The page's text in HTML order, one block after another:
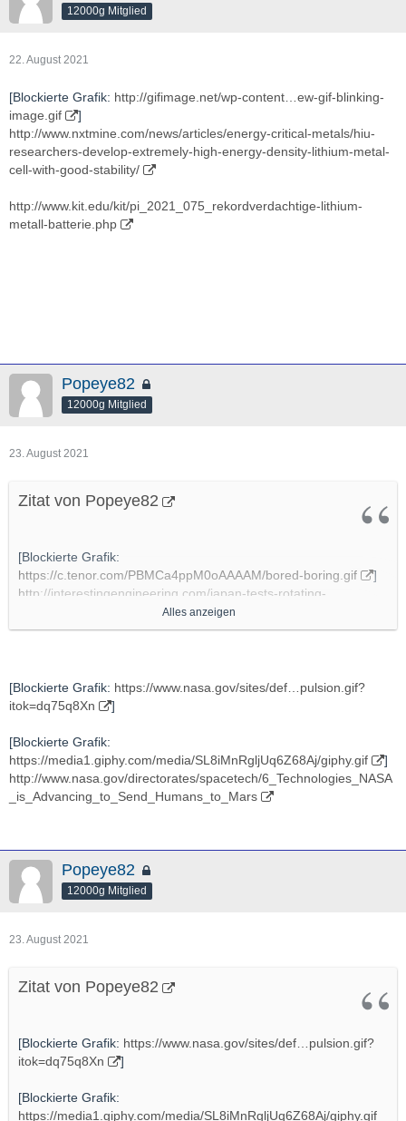
12000g Mitglied
22. August 2021
[Blockierte Grafik: http://gifimage.net/wp-content…ew-gif-blinking-
image.gif
]
http://www.nxtmine.com/news/articles/energy-critical-metals/hiu-
researchers-develop-extremely-high-energy-density-lithium-metal-
cell-with-good-stability/
http://www.kit.edu/kit/pi_2021_075_rekordverdachtige-lithium-
metall-batterie.php
Popeye82
12000g Mitglied
23. August 2021
Zitat von Popeye82
[Blockierte Grafik:
https://c.tenor.com/PBMCa4ppM0oAAAAM/bored-boring.gif
]
http://interestingengineering.com/japan-tests-rotating-
detonation-engine-in-space-for-the-first-time
http://www.youtube.com/watch?v=dK2CbJNHnC0
肝付町の内之浦宇宙空間観測所から観測ロケット「Ｓ５２０－３
１号機」を打ち上げた。メタンと酸素が反応して起きる衝撃波を
推力に変える「デトネーションエンジン」と呼ばれる技術を、世
界で初めて宇宙空間で実証した。実験の様子を記録したカプセル
ross-geller.gif
]
http://en.wikipedia.org/wiki/Rotating_detonation_engine
http://www.youtube.com/watch?v=HRXVkJjjARo
and Aerospace Engineering team shows the world's first
continuously operating H2/O2 rotating detonation engine firing -
http://www.japantimes.co.jp/news/2021/07/27/national/science-
health/japan-rocket-engine-test/
Alles anzeigen
[Blockierte Grafik: https://www.nasa.gov/sites/def…pulsion.gif?
itok=dq75q8Xn
]
[Blockierte Grafik:
https://media1.giphy.com/media/SL8iMnRgljUq6Z68Aj/giphy.gif
]
http://www.nasa.gov/directorates/spacetech/6_Technologies_NASA
_is_Advancing_to_Send_Humans_to_Mars
Popeye82
12000g Mitglied
23. August 2021
Zitat von Popeye82
[Blockierte Grafik: https://www.nasa.gov/sites/def…pulsion.gif?
itok=dq75q8Xn
]
[Blockierte Grafik:
https://media1.giphy.com/media/SL8iMnRgljUq6Z68Aj/giphy.gif